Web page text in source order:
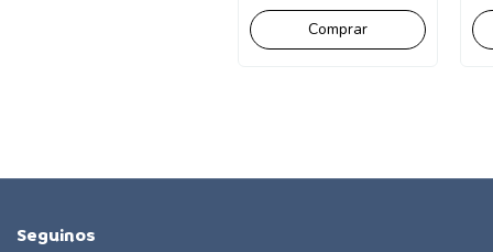
Comprar
Seguinos